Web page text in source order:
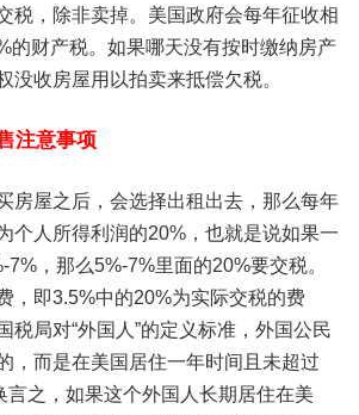
税，除非卖掉。美国政府会每年征收相
的财产税。如果哪天没有按时缴纳房产
没收房屋用以拍卖来抵偿欠税。
注意事项
房屋之后，会选择出租出去，那么每年
个人所得利润的20%，也就是说如果一
，那么5%-7%里面的20%要交税。
，即3.5%中的20%为实际交税的费
税局对“外国人”的定义标准，外国公民
，而是在美国居住一年时间且未超过
言之，如果这个外国人长期居住在美